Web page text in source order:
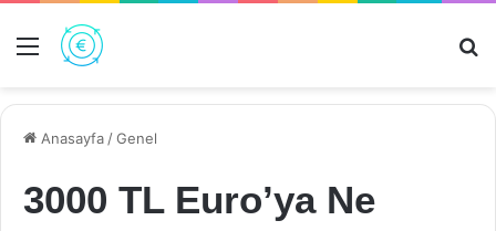
Menü
Anasayfa /Genel
3000 TL Euro’ya Ne